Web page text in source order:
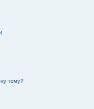
тему?